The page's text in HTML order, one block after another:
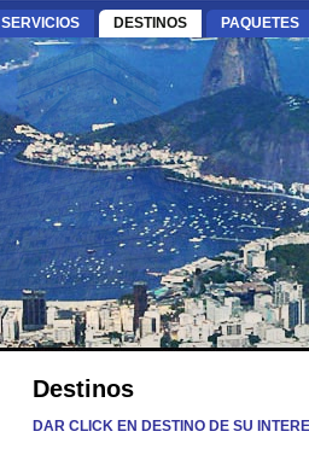
SERVICIOS DESTINOS PAQUETES
Destinos
DAR CLICK EN DESTINO DE SU